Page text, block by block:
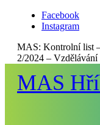
Facebook
Instagram
MAS: Kontrolní list
2/2024 – Vzdělávání
MAS